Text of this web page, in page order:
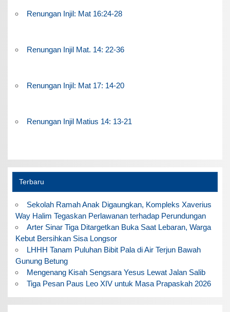
Renungan Injil: Mat 16:24-28
Renungan Injil Mat. 14: 22-36
Renungan Injil: Mat 17: 14-20
Renungan Injil Matius 14: 13-21
Terbaru
Sekolah Ramah Anak Digaungkan, Kompleks Xaverius
Way Halim Tegaskan Perlawanan terhadap Perundungan
Arter Sinar Tiga Ditargetkan Buka Saat Lebaran, Warga
Kebut Bersihkan Sisa Longsor
LHHH Tanam Puluhan Bibit Pala di Air Terjun Bawah
Gunung Betung
Mengenang Kisah Sengsara Yesus Lewat Jalan Salib
Tiga Pesan Paus Leo XIV untuk Masa Prapaskah 2026